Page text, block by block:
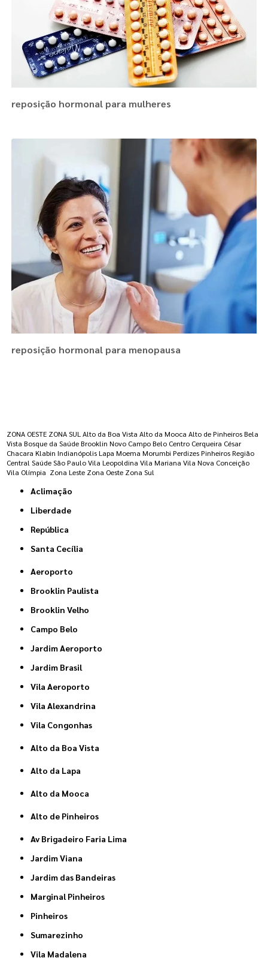
reposição hormonal para mulheres
reposição hormonal para menopausa
ZONA OESTE ZONA SUL Alto da Boa Vista Alto da Mooca Alto de Pinheiros Bela
Vista Bosque da Saúde Brooklin Novo Campo Belo Centro Cerqueira César
Chacara Klabin Indianópolis Lapa Moema Morumbi Perdizes Pinheiros Região
Central Saúde São Paulo Vila Leopoldina Vila Mariana Vila Nova Conceição
Vila Olímpia Zona Leste Zona Oeste Zona Sul
Aclimação
Liberdade
República
Santa Cecília
Aeroporto
Brooklin Paulista
Brooklin Velho
Campo Belo
Jardim Aeroporto
Jardim Brasil
Vila Aeroporto
Vila Alexandrina
Vila Congonhas
Alto da Boa Vista
Alto da Lapa
Alto da Mooca
Alto de Pinheiros
Av Brigadeiro Faria Lima
Jardim Viana
Jardim das Bandeiras
Marginal Pinheiros
Pinheiros
Sumarezinho
Vila Madalena